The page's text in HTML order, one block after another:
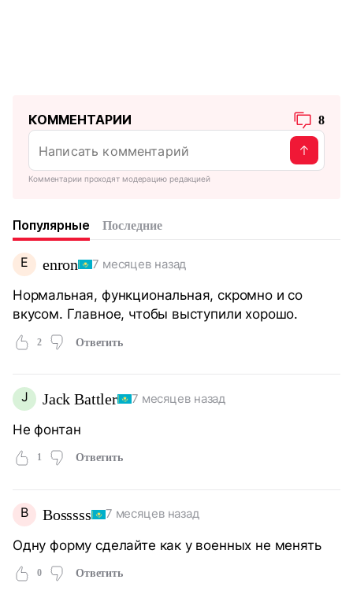
КОММЕНТАРИИ 8
Комментарии проходят модерацию редакцией
Популярные Последние
E enron 7 месяцев назад
Нормальная, функциональная, скромно и со
вкусом. Главное, чтобы выступили хорошо.
2 Ответить
J Jack Battler 7 месяцев назад
Не фонтан
1 Ответить
B Bosssss 7 месяцев назад
Одну форму сделайте как у военных не менять
0 Ответить